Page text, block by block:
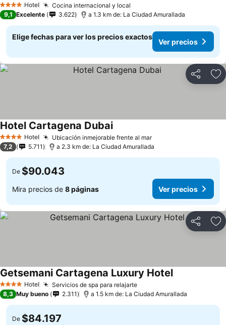
4 EstrellasHotel Cocina internacional y local
9,1 Excelente 3.622 a 1.3 km de: La Ciudad Amurallada
Elige fechas para ver los precios exactos
Ver precios
Compartir
4 EstrellasHotel Ubicación inmejorable frente al mar
Hotel Cartagena Dubai
7,2 5.711 a 2.3 km de: La Ciudad Amurallada
De $90.043
Mira precios de 8 páginas Ver precios
Compartir
4 EstrellasHotel Servicios de spa para relajarte
Getsemani Cartagena Luxury Hotel
8,3 Muy bueno 2.311 a 1.5 km de: La Ciudad Amurallada
De $84.197